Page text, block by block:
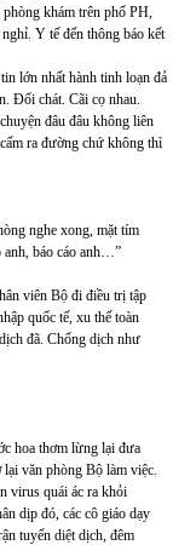
khám trên phố PH,
Y tế đến thông báo kết
lớn nhất hành tinh loạn đả
Đối chát. Cãi cọ nhau.
đâu đâu không liên
ra đường chứ không thì
nghe xong, mặt tím
anh, báo cáo anh…”
viên Bộ đi điều trị tập
quốc tế, xu thế toàn
đã. Chống dịch như
hoa thơm lừng lại đưa
văn phòng Bộ làm việc.
virus quái ác ra khỏi
dịp đó, các cô giáo dạy
tuyến diệt dịch, đêm